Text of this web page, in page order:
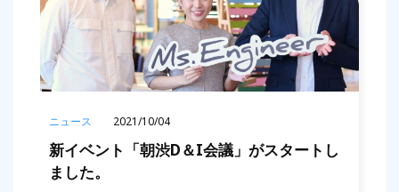
ニュース 2021/10/04
新イベント「朝渋D＆I会議」がスタートし
ました。